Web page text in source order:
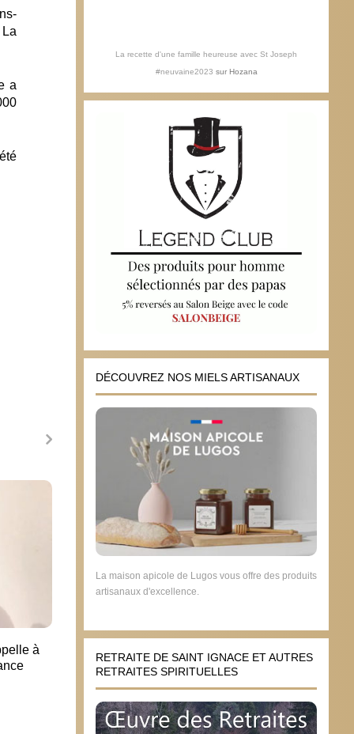
La
a
à
Le chiffre du jour
5 septembre 2012
La recette d'une famille heureuse avec St Joseph
#neuvaine2023 sur Hozana
DÉCOUVREZ NOS MIELS ARTISANAUX
La maison apicole de Lugos vous offre des produits
artisanaux d'excellence.
RETRAITE DE SAINT IGNACE ET AUTRES
RETRAITES SPIRITUELLES